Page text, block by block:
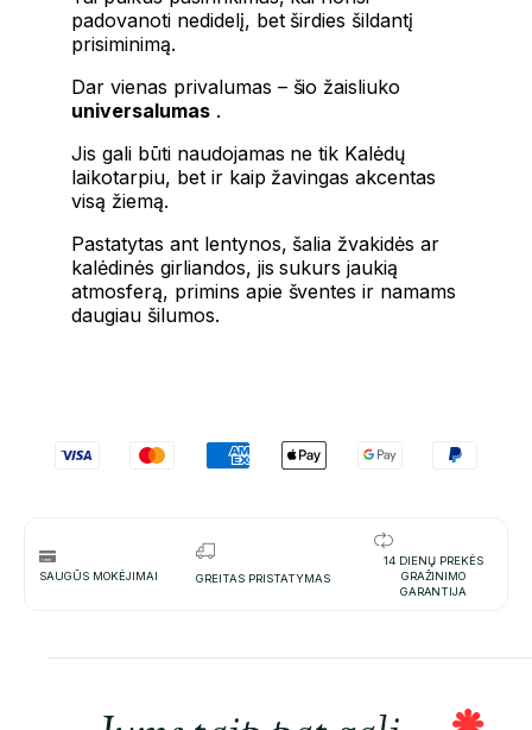
padovanoti nedidelį, bet širdies šildantį
prisiminimą.
Dar vienas privalumas – šio žaisliuko
universalumas.
Jis gali būti naudojamas ne tik Kalėdų
laikotarpiu, bet ir kaip žavingas akcentas
visą žiemą.
Pastatytas ant lentynos, šalia žvakidės ar
kalėdinės girliandos, jis sukurs jaukią
atmosferą, primins apie šventes ir namams
daugiau šilumos.
SAUGŪS MOKĖJIMAI GREITAS PRISTATYMAS
14 DIENŲ PREKĖS
GRAŽINIMO
GARANTIJA